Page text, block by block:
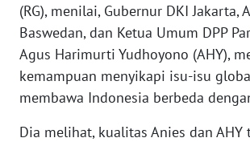
(RG), menilai, Gubernur DKI Jakarta,
Baswedan, dan Ketua Umum DPP
Agus Harimurti Yudhoyono (AHY),
kemampuan menyikapi isu-isu
membawa Indonesia berbeda
Dia melihat, kualitas Anies dan
EDITORIAL
Informasi
INDEKS